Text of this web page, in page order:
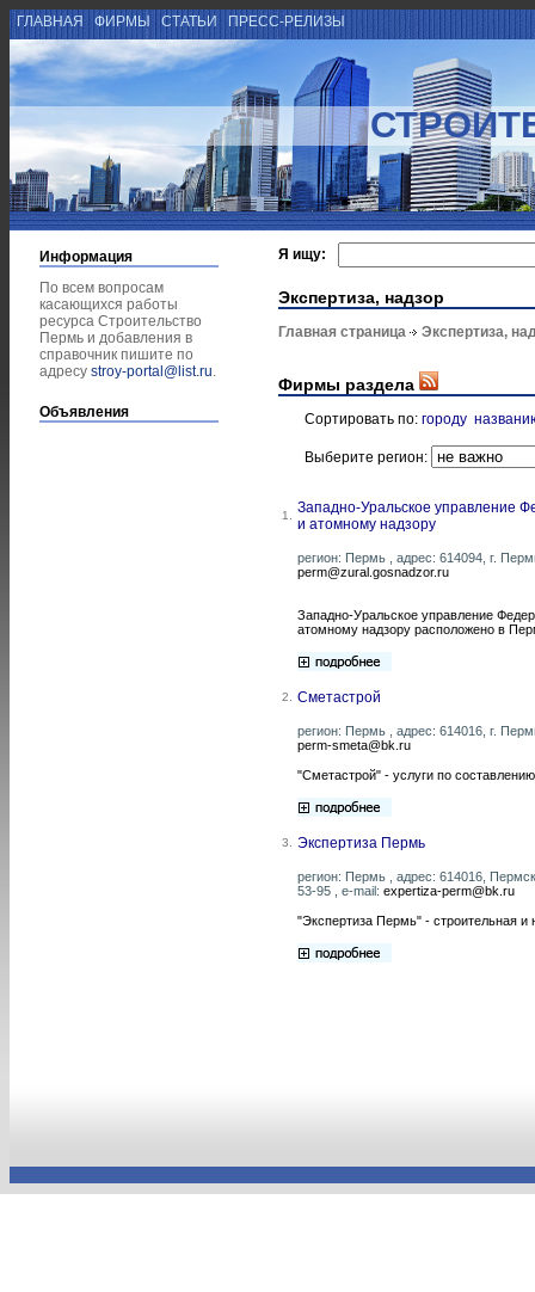
ГЛАВНАЯ ФИРМЫ СТАТЬИ ПРЕСС-РЕЛИЗЫ
Информация
По всем вопросам
касающихся работы
ресурса Строительство
Пермь и добавления в
справочник пишите по
адресу stroy-portal@list.ru.
Объявления
Я ищу:
Экспертиза, надзор
Главная страница Экспертиза,
Фирмы раздела
Сортировать по: городу
Выберите регион:
1.
Западно-Уральское управление
и атомному надзору
регион: Пермь , адрес: 614094, г.
perm@zural.gosnadzor.ru
Западно-Уральское управление
атомному надзору расположено в
2. Сметастрой
регион: Пермь , адрес: 614016, г.
perm-smeta@bk.ru
"Сметастрой" - услуги по
3. Экспертиза Пермь
регион: Пермь , адрес: 614016,
53-95 , e-mail: expertiza-perm@bk.ru
"Экспертиза Пермь" - строительная и